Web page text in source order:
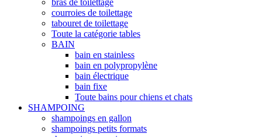
bras de toilettage
courroies de toilettage
tabouret de toilettage
Toute la catégorie tables
BAIN
bain en stainless
bain en polypropylène
bain électrique
bain fixe
Toute bains pour chiens et chats
SHAMPOING
shampoings en gallon
shampoings petits formats